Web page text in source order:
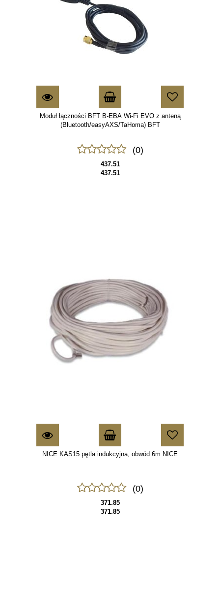
Moduł łączności BFT B-EBA Wi-Fi EVO z anteną
(Bluetooth/easyAXS/TaHoma) BFT
(0)
437.51
437.51
NICE KAS15 pętla indukcyjna, obwód 6m NICE
(0)
371.85
371.85